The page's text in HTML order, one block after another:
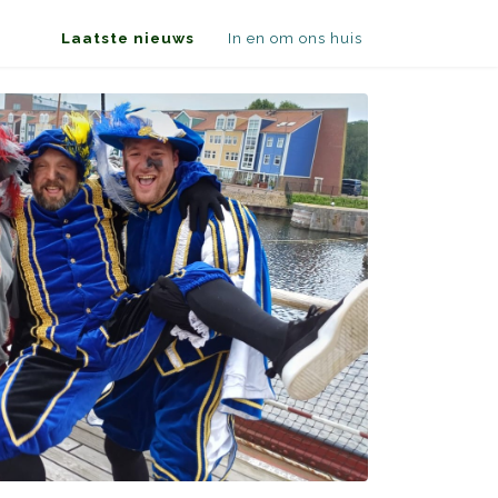
Laatste nieuws In en om ons huis